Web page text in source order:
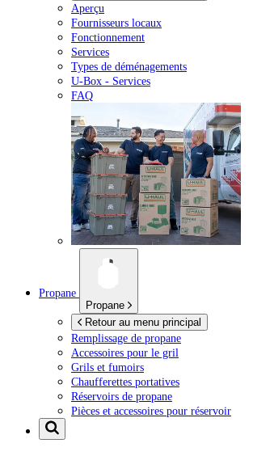
Aperçu
Fournisseurs locaux
Fonctionnement
Services
Types de déménagements
U-Box - Services
FAQ
Propane
Propane
Retour au menu principal
Remplissage de propane
Accessoires pour le gril
Grils et fumoirs
Chaufferettes portatives
Réservoirs de propane
Pièces et accessoires pour réservoir